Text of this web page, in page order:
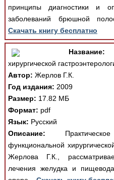
принципы диагностики и
заболеваний брюшной
Скачать книгу бесплатно
Название:
хирургической
Автор: Жерлов Г.К.
Год издания: 2009
Размер: 17.82 МБ
Формат: pdf
Язык: Русский
Описание:
функциональной
Жерлова Г.К.,
лечения желудка и